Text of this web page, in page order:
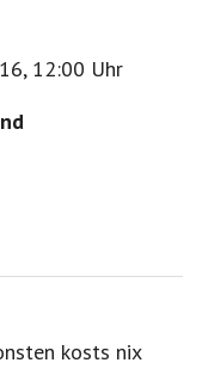
12:00 Uhr
kosts nix